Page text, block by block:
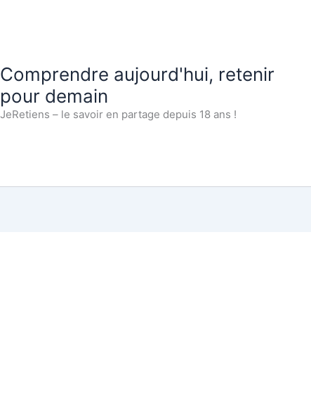
Comprendre aujourd'hui, retenir
pour demain
JeRetiens – le savoir en partage depuis 18 ans !